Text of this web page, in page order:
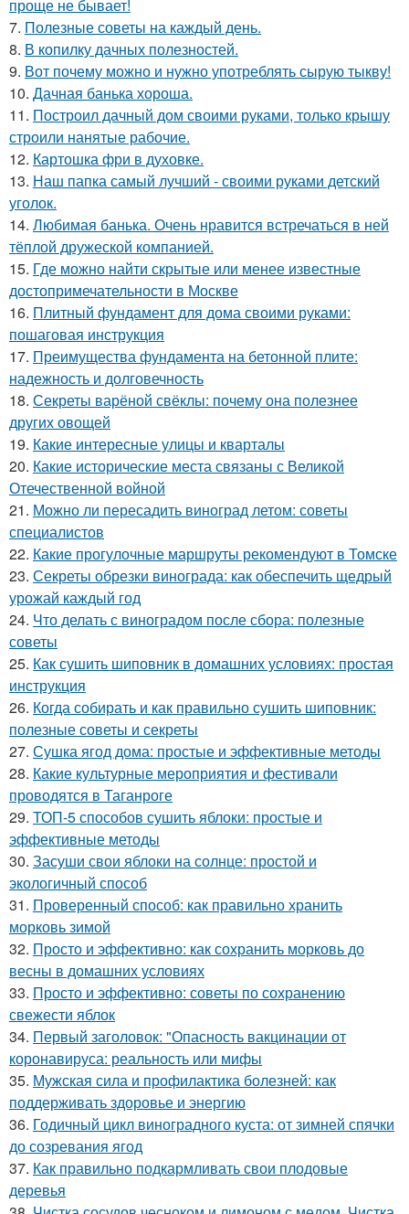
проще не бывает!
7. Полезные советы на каждый день.
8. В копилку дачных полезностей.
9. Вот почему можно и нужно употреблять сырую тыкву!
10. Дачная банька хороша.
11. Построил дачный дом своими руками, только крышу
строили нанятые рабочие.
12. Картошка фри в духовке.
13. Наш папка самый лучший - своими руками детский
уголок.
14. Любимая банька. Очень нравится встречаться в ней
тёплой дружеской компанией.
15. Где можно найти скрытые или менее известные
достопримечательности в Москве
16. Плитный фундамент для дома своими руками:
пошаговая инструкция
17. Преимущества фундамента на бетонной плите:
надежность и долговечность
18. Секреты варёной свёклы: почему она полезнее
других овощей
19. Какие интересные улицы и кварталы
20. Какие исторические места связаны с Великой
Отечественной войной
21. Можно ли пересадить виноград летом: советы
специалистов
22. Какие прогулочные маршруты рекомендуют в Томске
23. Секреты обрезки винограда: как обеспечить щедрый
урожай каждый год
24. Что делать с виноградом после сбора: полезные
советы
25. Как сушить шиповник в домашних условиях: простая
инструкция
26. Когда собирать и как правильно сушить шиповник:
полезные советы и секреты
27. Сушка ягод дома: простые и эффективные методы
28. Какие культурные мероприятия и фестивали
проводятся в Таганроге
29. ТОП-5 способов сушить яблоки: простые и
эффективные методы
30. Засуши свои яблоки на солнце: простой и
экологичный способ
31. Проверенный способ: как правильно хранить
морковь зимой
32. Просто и эффективно: как сохранить морковь до
весны в домашних условиях
33. Просто и эффективно: советы по сохранению
свежести яблок
34. Первый заголовок: "Опасность вакцинации от
коронавируса: реальность или мифы
35. Мужская сила и профилактика болезней: как
поддерживать здоровье и энергию
36. Годичный цикл виноградного куста: от зимней спячки
до созревания ягод
37. Как правильно подкармливать свои плодовые
деревья